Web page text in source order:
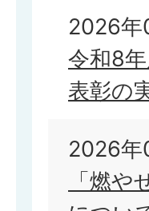
2026年
令和8
表彰の
2026年
「燃